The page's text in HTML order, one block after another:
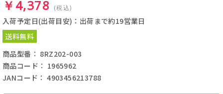
￥4,378 (税込)
入荷予定日(出荷目安)：出荷まで約19営業日
送料無料
商品型番： 8RZ202-003
商品コード： 1965962
JANコード： 4903456213788